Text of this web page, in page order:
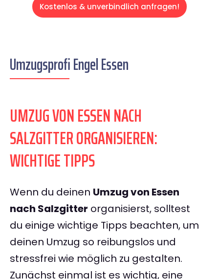
Kostenlos & unverbindlich anfragen!
Umzugsprofi Engel Essen
UMZUG VON ESSEN NACH
SALZGITTER ORGANISIEREN:
WICHTIGE TIPPS
Wenn du deinen Umzug von Essen
nach Salzgitter organisierst, solltest
du einige wichtige Tipps beachten, um
deinen Umzug so reibungslos und
stressfrei wie möglich zu gestalten.
Zunächst einmal ist es wichtig, eine